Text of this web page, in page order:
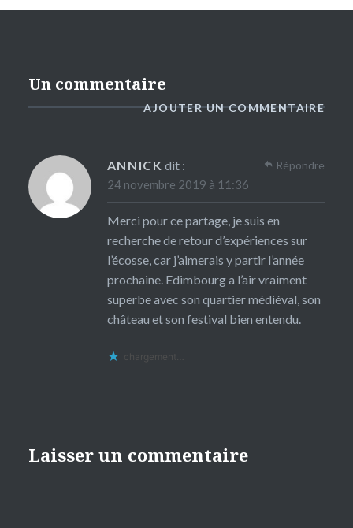
Un commentaire
AJOUTER UN COMMENTAIRE
ANNICK dit :
24 novembre 2019 à 11:36
Merci pour ce partage, je suis en
recherche de retour d’expériences sur
l’écosse, car j’aimerais y partir l’année
prochaine. Edimbourg a l’air vraiment
superbe avec son quartier médiéval, son
château et son festival bien entendu.
chargement…
Répondre
Laisser un commentaire